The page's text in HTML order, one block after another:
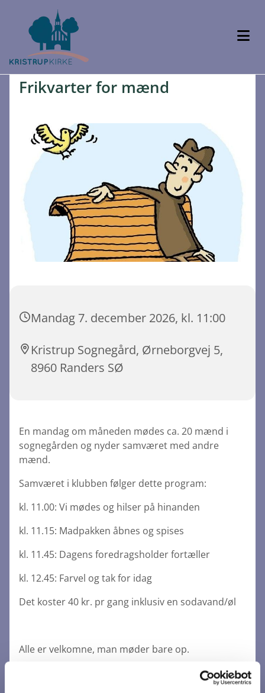
Frikvarter for mænd
Mandag 7. december 2026, kl. 11:00
Kristrup Sognegård, Ørneborgvej 5,
8960 Randers SØ
En mandag om måneden mødes ca. 20 mænd i
sognegården og nyder samværet med andre
mænd.
Samværet i klubben følger dette program:
kl. 11.00: Vi mødes og hilser på hinanden
kl. 11.15: Madpakken åbnes og spises
kl. 11.45: Dagens foredragsholder fortæller
kl. 12.45: Farvel og tak for idag
Det koster 40 kr. pr gang inklusiv en sodavand/øl
Alle er velkomne, man møder bare op.